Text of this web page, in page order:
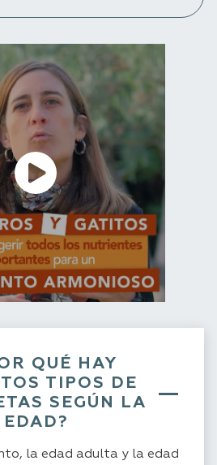
QUÉ HAY
TIPOS DE
SEGÚN LA
EDAD?
la edad adulta y la edad